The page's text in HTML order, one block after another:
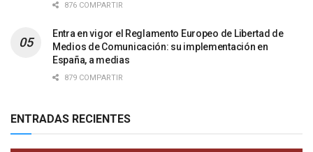
876 COMPARTIR
Entra en vigor el Reglamento Europeo de Libertad de
Medios de Comunicación: su implementación en
España, a medias
879 COMPARTIR
ENTRADAS RECIENTES